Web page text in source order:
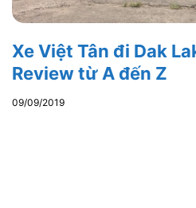
Xe Việt Tân đi Dak
Review từ A đến Z
09/09/2019